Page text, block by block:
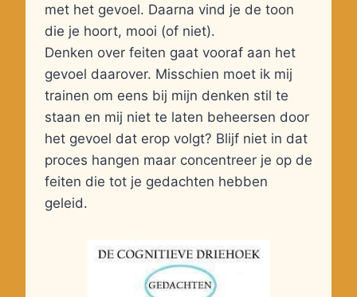
met het gevoel. Daarna vind je de toon
die je hoort, mooi (of niet).
Denken over feiten gaat vooraf aan het
gevoel daarover. Misschien moet ik mij
trainen om eens bij mijn denken stil te
staan en mij niet te laten beheersen door
het gevoel dat erop volgt? Blijf niet in dat
proces hangen maar concentreer je op de
feiten die tot je gedachten hebben
geleid.